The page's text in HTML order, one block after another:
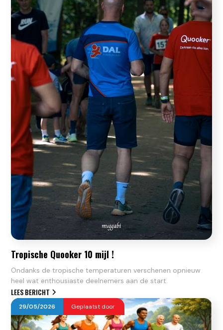
Tropische Quooker 10 mijl !
Ondanks de tropische temperaturen verschenen opnieuw
heel wat enthousiaste deelnemers aan de start.
LEES BERICHT
29/05/2026 Geplaatst door